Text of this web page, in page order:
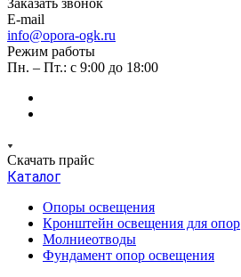
Заказать звонок
E-mail
info@opora-ogk.ru
Режим работы
Пн. – Пт.: с 9:00 до 18:00
Скачать прайс
Каталог
Опоры освещения
Кронштейн освещения для опор
Молниеотводы
Фундамент опор освещения